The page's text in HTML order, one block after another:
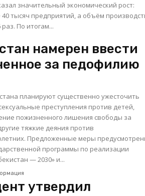
значительный экономический рост:
40 тысяч предприятий, а объём
По итогам...
намерен ввести
за педофилию
планируют существенно ужесточить
преступления против детей,
пожизненного лишения свободы за
тяжкие деяния против
Предложенные меры
программы по реализации
— 2030» и...
утвердил